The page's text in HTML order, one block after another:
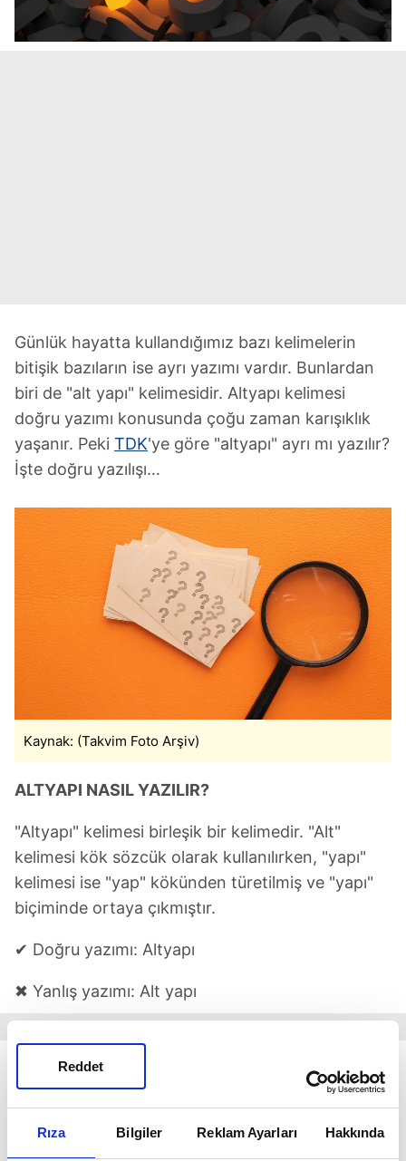
Rıza Bilgiler Reklam Ayarları Hakkında
Reddet
Günlük hayatta kullandığımız bazı kelimelerin
bitişik bazıların ise ayrı yazımı vardır. Bunlardan
biri de "alt yapı" kelimesidir. Altyapı kelimesi
doğru yazımı konusunda çoğu zaman karışıklık
yaşanır. Peki TDK'ye göre "altyapı" ayrı mı yazılır?
İşte doğru yazılışı…
Kaynak: (Takvim Foto Arşiv)
ALTYAPI NASIL YAZILIR?
"Altyapı" kelimesi birleşik bir kelimedir. "Alt"
kelimesi kök sözcük olarak kullanılırken, "yapı"
kelimesi ise "yap" kökünden türetilmiş ve "yapı"
biçiminde ortaya çıkmıştır.
✔ Doğru yazımı: Altyapı
✖ Yanlış yazımı: Alt yapı